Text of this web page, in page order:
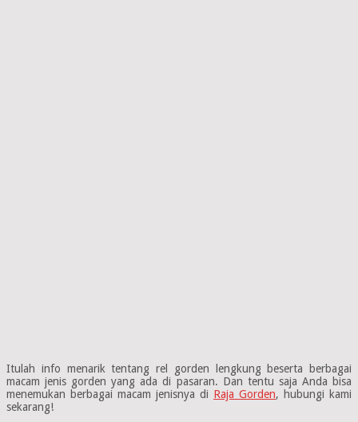
Itulah info menarik tentang rel gorden lengkung beserta berbagai
macam jenis gorden yang ada di pasaran. Dan tentu saja Anda bisa
menemukan berbagai macam jenisnya di Raja Gorden, hubungi kami
sekarang!